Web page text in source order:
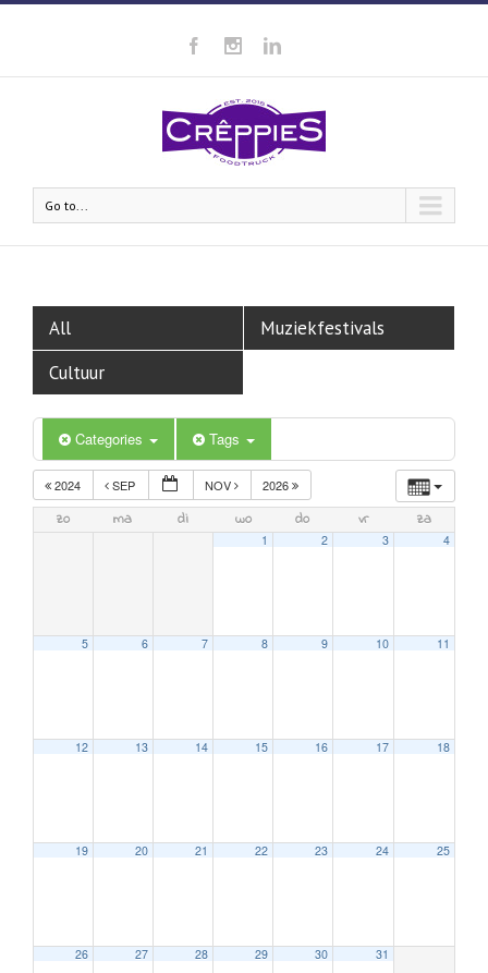
Go to...
All
Muziekfestivals
Cultuur
Categories Tags
2024 SEP NOV 2026
zo ma di wo do vr za
1 2 3 4
5 6 7 8 9 10 11
12 13 14 15 16 17 18
19 20 21 22 23 24 25
26 27 28 29 30 31